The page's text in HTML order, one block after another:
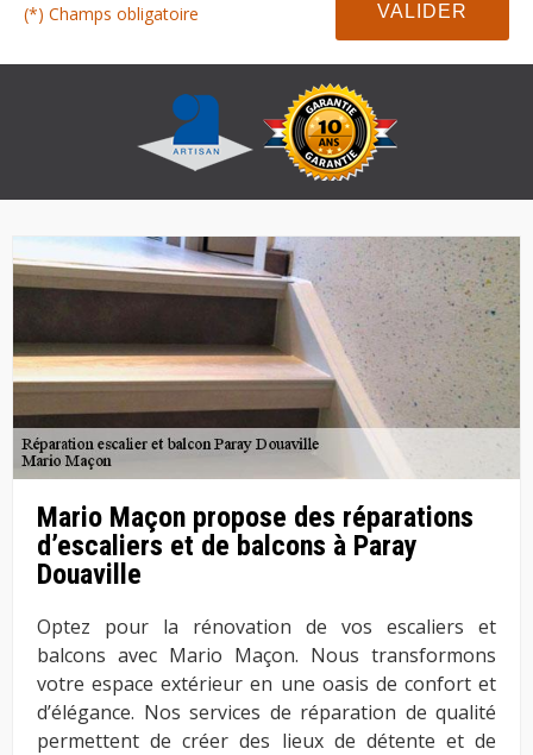
(*) Champs obligatoire
Mario Maçon propose des réparations
d’escaliers et de balcons à Paray
Douaville
Optez pour la rénovation de vos escaliers et
balcons avec Mario Maçon. Nous transformons
votre espace extérieur en une oasis de confort et
d’élégance. Nos services de réparation de qualité
permettent de créer des lieux de détente et de